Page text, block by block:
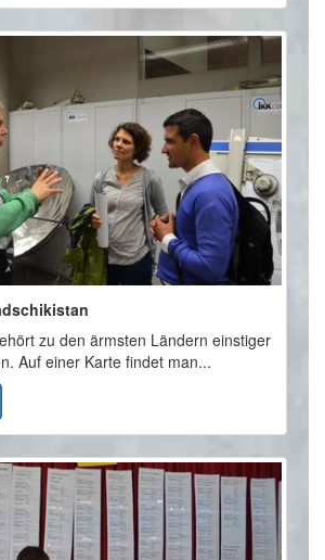
zu den ärmsten Ländern einstiger
Auf einer Karte findet man...